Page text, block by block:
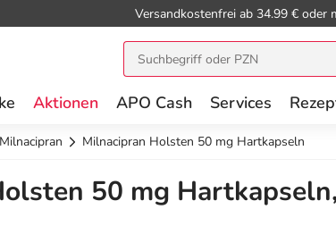
Versandkostenfrei ab 34.99 € oder
Aktionen APO Cash Services
Milnacipran Milnacipran Holsten 50 mg Hartkapseln
50 mg